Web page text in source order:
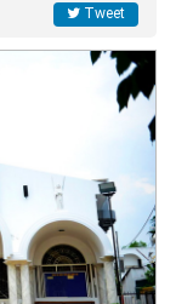
Tweet